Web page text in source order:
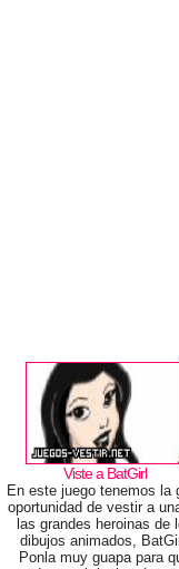
Viste a BatGirl
En este juego tenemos la
oportunidad de vestir a
las grandes heroinas de
dibujos animados,
Ponla muy guapa para